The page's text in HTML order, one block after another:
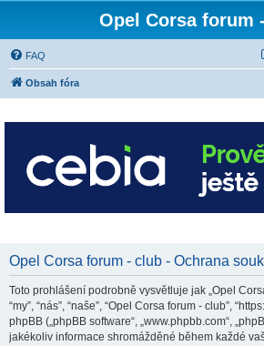
Opel Corsa forum
FAQ
Obsah fóra
Opel Corsa forum - club - Ochrana
Toto prohlášení podrobně vysvětluje jak „Opel
“my”, “nás”, “naše”, “Opel Corsa forum - club”,
phpBB („phpBB software“, „www.phpbb.com“,
jakékoliv informace shromážděné během každé